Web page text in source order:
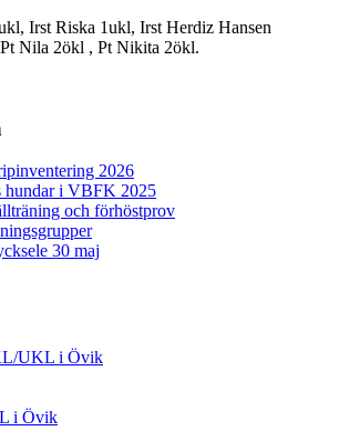
Irst Riska 1ukl, Irst Herdiz Hansen
Nila 2ökl , Pt Nikita 2ökl.
2026
hundar i VBFK 2025
och förhöstprov
30 maj
UKL i Övik
i Övik